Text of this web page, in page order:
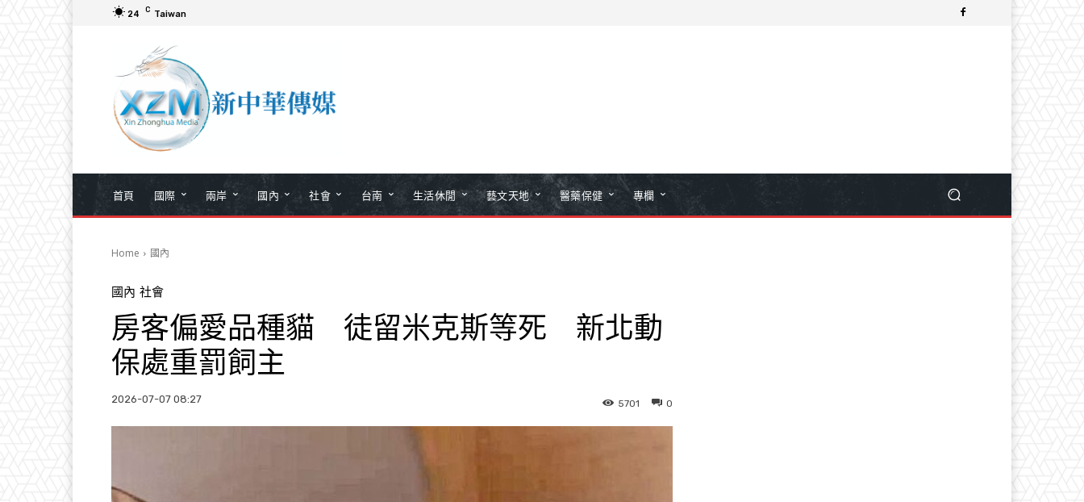
24 C Taiwan
首頁 國際 兩岸 國內 社會 台南 生活休閒 藝文天地 醫藥保健 專欄
Home 國內
國內 社會
房客偏愛品種貓 徒留米克斯等死 新北動
保處重罰飼主
2026-07-07 08:27 0
5701